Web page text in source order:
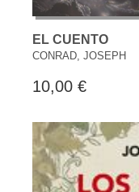
EL CUENTO
CONRAD, JOSEPH
10,00 €